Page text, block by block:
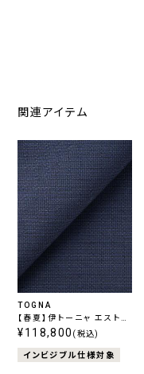
関連アイテム
TOGNA
【春夏】伊トーニャ エストラ
ート ストレッチ ネイビー千
¥118,800 (税込)
インビジブル仕様対象